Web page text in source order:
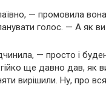
— промовила вона
голос. — А як
— просто і
ще давно дав, як
вирішили. Ну, про